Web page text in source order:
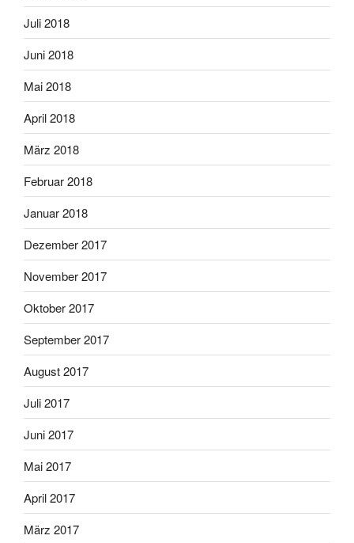
Juli 2018
Juni 2018
Mai 2018
April 2018
März 2018
Februar 2018
Januar 2018
Dezember 2017
November 2017
Oktober 2017
September 2017
August 2017
Juli 2017
Juni 2017
Mai 2017
April 2017
März 2017